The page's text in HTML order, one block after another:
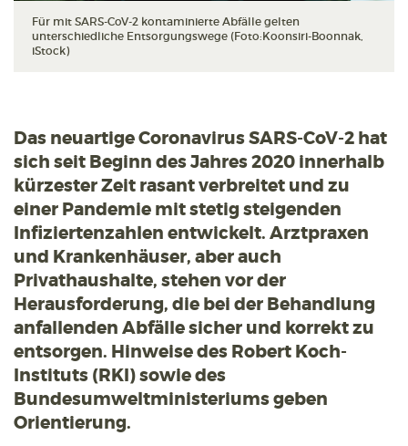
Für mit SARS-CoV-2 kontaminierte Abfälle gelten
unterschiedliche Entsorgungswege (Foto:Koonsiri-Boonnak,
iStock)
Das neuartige Coronavirus SARS-CoV-2 hat
sich seit Beginn des Jahres 2020 innerhalb
kürzester Zeit rasant verbreitet und zu
einer Pandemie mit stetig steigenden
Infiziertenzahlen entwickelt. Arztpraxen
und Krankenhäuser, aber auch
Privathaushalte, stehen vor der
Herausforderung, die bei der Behandlung
anfallenden Abfälle sicher und korrekt zu
entsorgen. Hinweise des Robert Koch-
Instituts (RKI) sowie des
Bundesumweltministeriums geben
Orientierung.